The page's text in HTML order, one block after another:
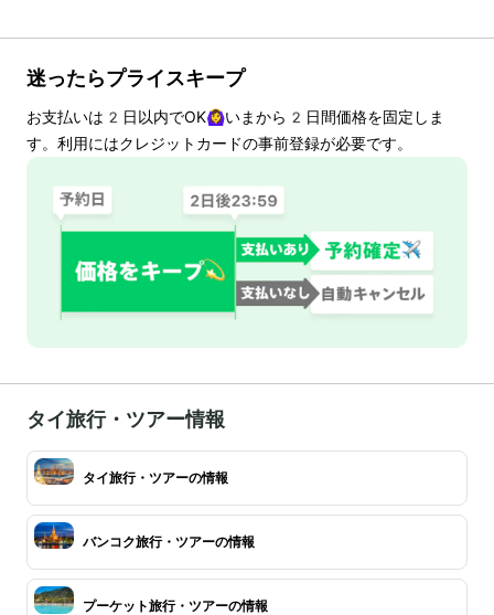
迷ったらプライスキープ
お支払いは 2 日以内でOK🙆‍♀️いまから 2 日間価格を固定しま
す。利用にはクレジットカードの事前登録が必要です。
タイ旅行・ツアー情報
タイ旅行・ツアーの情報
バンコク旅行・ツアーの情報
プーケット旅行・ツアーの情報